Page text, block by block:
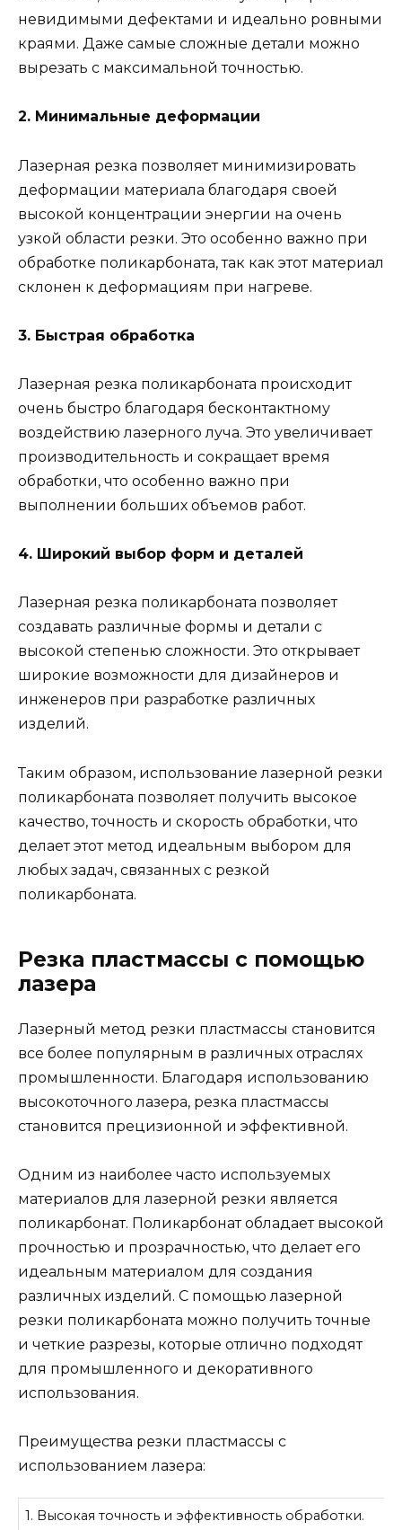
невидимыми дефектами и идеально ровными
краями. Даже самые сложные детали можно
вырезать с максимальной точностью.
2. Минимальные деформации
Лазерная резка позволяет минимизировать
деформации материала благодаря своей
высокой концентрации энергии на очень
узкой области резки. Это особенно важно при
обработке поликарбоната, так как этот материал
склонен к деформациям при нагреве.
3. Быстрая обработка
Лазерная резка поликарбоната происходит
очень быстро благодаря бесконтактному
воздействию лазерного луча. Это увеличивает
производительность и сокращает время
обработки, что особенно важно при
выполнении больших объемов работ.
4. Широкий выбор форм и деталей
Лазерная резка поликарбоната позволяет
создавать различные формы и детали с
высокой степенью сложности. Это открывает
широкие возможности для дизайнеров и
инженеров при разработке различных
изделий.
Таким образом, использование лазерной резки
поликарбоната позволяет получить высокое
качество, точность и скорость обработки, что
делает этот метод идеальным выбором для
любых задач, связанных с резкой
поликарбоната.
Резка пластмассы с помощью
лазера
Лазерный метод резки пластмассы становится
все более популярным в различных отраслях
промышленности. Благодаря использованию
высокоточного лазера, резка пластмассы
становится прецизионной и эффективной.
Одним из наиболее часто используемых
материалов для лазерной резки является
поликарбонат. Поликарбонат обладает высокой
прочностью и прозрачностью, что делает его
идеальным материалом для создания
различных изделий. С помощью лазерной
резки поликарбоната можно получить точные
и четкие разрезы, которые отлично подходят
для промышленного и декоративного
использования.
Преимущества резки пластмассы с
использованием лазера:
1. Высокая точность и эффективность обработки.